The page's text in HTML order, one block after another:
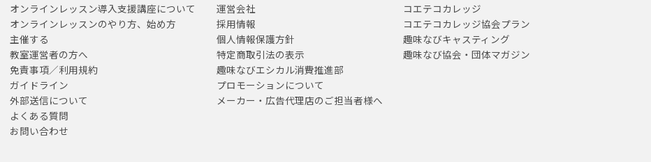
オンラインレッスン導入支援講座について
オンラインレッスンのやり方、始め方
主催する
教室運営者の方へ
免責事項／利用規約
ガイドライン
外部送信について
よくある質問
お問い合わせ
運営会社
採用情報
個人情報保護方針
特定商取引法の表示
趣味なびエシカル消費推進部
プロモーションについて
メーカー・広告代理店のご担当者様へ
コエテコカレッジ
コエテコカレッジ協会プラン
趣味なびキャスティング
趣味なび協会・団体マガジン